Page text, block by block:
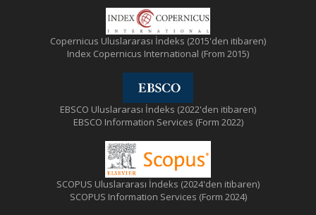
Copernicus Uluslararası İndeks (2015'den itibaren)
Index Copernicus International (From 2015)
EBSCO Uluslararası İndeks (2022'den itibaren)
EBSCO Information Services (Form 2022)
SCOPUS Uluslararası İndeks (2024'den itibaren)
SCOPUS Information Services (Form 2024)